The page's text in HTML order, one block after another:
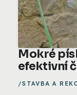
Mokré
efektivní
STAVBA A